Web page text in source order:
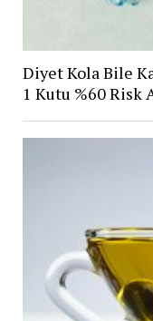
Diyet Kola Bile
1 Kutu %60 Risk